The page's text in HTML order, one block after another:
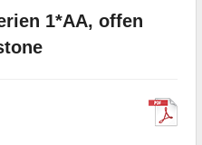
1*AA, offen